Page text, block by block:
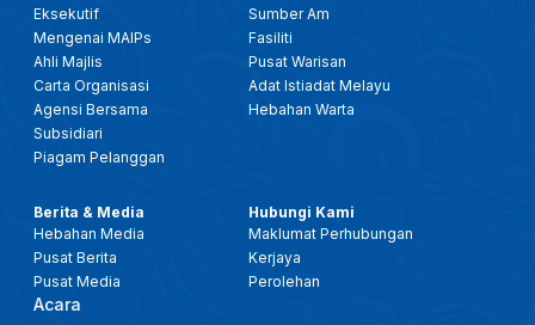
Eksekutif
Mengenai MAIPs
Ahli Majlis
Carta Organisasi
Agensi Bersama
Subsidiari
Piagam Pelanggan
Sumber Am
Fasiliti
Pusat Warisan
Adat Istiadat Melayu
Hebahan Warta
Berita & Media
Hebahan Media
Pusat Berita
Pusat Media
Acara
Hubungi Kami
Maklumat Perhubungan
Kerjaya
Perolehan